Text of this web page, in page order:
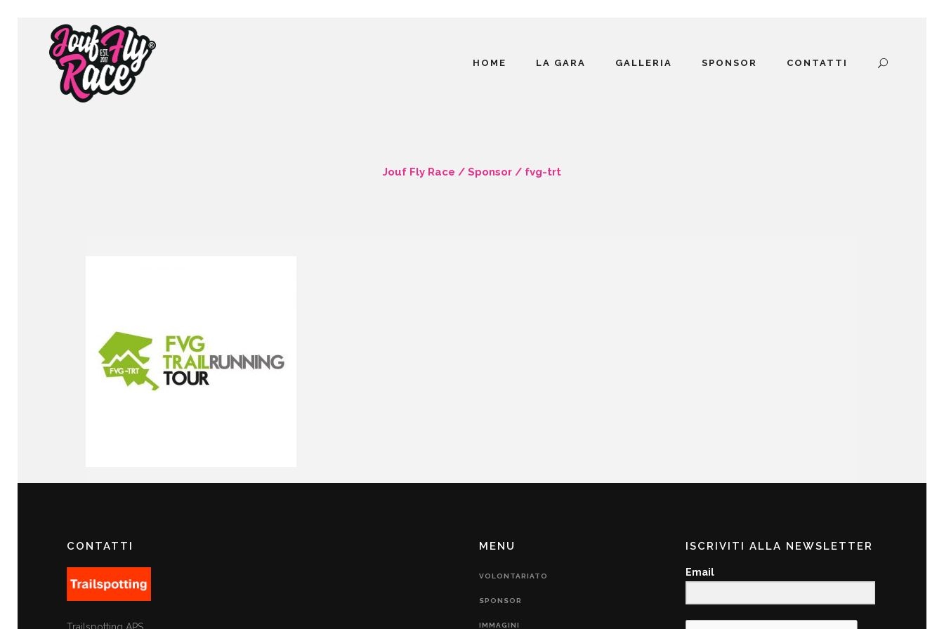
HOME LA GARA GALLERIA SPONSOR CONTATTI
Jouf Fly Race / Sponsor/ fvg-trt
CONTATTI MENU
VOLONTARIATO
SPONSOR
IMMAGINI
ISCRIVITI ALLA NEWSLETTER
Email